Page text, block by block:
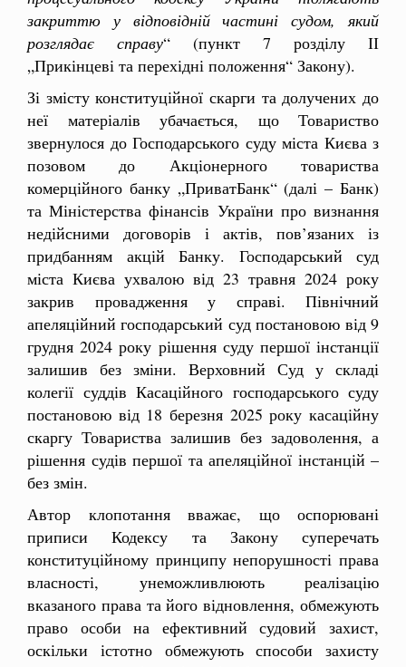
закриттю у відповідній частині судом, який
розглядає справу“ (пункт 7 розділу ІІ
„Прикінцеві та перехідні положення“ Закону).
Зі змісту конституційної скарги та долучених до
неї матеріалів убачається, що Товариство
звернулося до Господарського суду міста Києва з
позовом до Акціонерного товариства
комерційного банку „ПриватБанк“ (далі – Банк)
та Міністерства фінансів України про визнання
недійсними договорів і актів, пов’язаних із
придбанням акцій Банку. Господарський суд
міста Києва ухвалою від 23 травня 2024 року
закрив провадження у справі. Північний
апеляційний господарський суд постановою від 9
грудня 2024 року рішення суду першої інстанції
залишив без зміни. Верховний Суд у складі
колегії суддів Касаційного господарського суду
постановою від 18 березня 2025 року касаційну
скаргу Товариства залишив без задоволення, а
рішення судів першої та апеляційної інстанцій –
без змін.
Автор клопотання вважає, що оспорювані
приписи Кодексу та Закону суперечать
конституційному принципу непорушності права
власності, унеможливлюють реалізацію
вказаного права та його відновлення, обмежують
право особи на ефективний судовий захист,
оскільки істотно обмежують способи захисту